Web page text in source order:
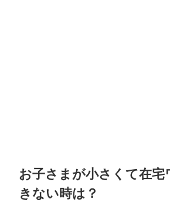
お子さまが小さくて在宅
きない時は？